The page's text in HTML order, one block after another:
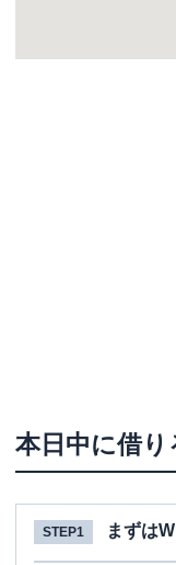
本日中に借
STEP1 まずは